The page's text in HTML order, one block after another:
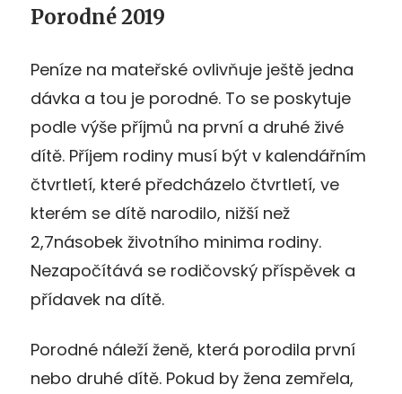
Porodné 2019
Peníze na mateřské ovlivňuje ještě jedna
dávka a tou je porodné. To se poskytuje
podle výše příjmů na první a druhé živé
dítě. Příjem rodiny musí být v kalendářním
čtvrtletí, které předcházelo čtvrtletí, ve
kterém se dítě narodilo, nižší než
2,7násobek životního minima rodiny.
Nezapočítává se rodičovský příspěvek a
přídavek na dítě.
Porodné náleží ženě, která porodila první
nebo druhé dítě. Pokud by žena zemřela,